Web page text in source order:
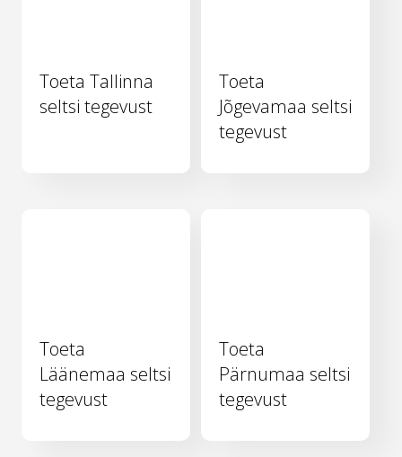
Toeta Tallinna
seltsi tegevust
Toeta
Jõgevamaa seltsi
tegevust
Toeta
Läänemaa seltsi
tegevust
Toeta
Pärnumaa seltsi
tegevust